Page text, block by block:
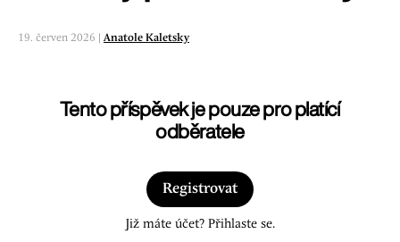
19. červen 2026 |Anatole Kaletsky
Tento příspěvek je pouze pro platící
odběratele
Registrovat
Již máte účet? Přihlaste se.